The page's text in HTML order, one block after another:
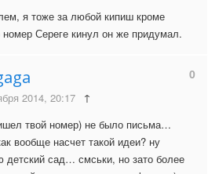
я тоже за любой кипиш кроме
номер Сереге кинул он же придумал.
2014, 20:17 ↑
0
твой номер) не было письма…
вообще насчет такой идеи? ну
детский сад… смськи, но зато более